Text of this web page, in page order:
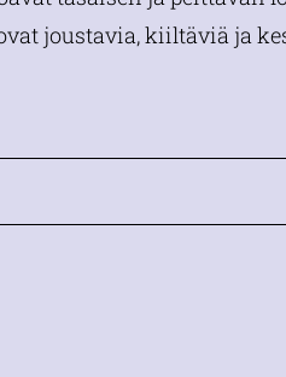
joustavia, kiiltäviä ja